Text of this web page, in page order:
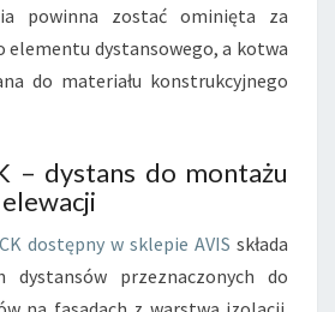
powinna zostać ominięta za
elementu dystansowego, a kotwa
do materiału konstrukcyjnego
– dystans do montażu
dostępny w sklepie AVIS składa
dystansów przeznaczonych do